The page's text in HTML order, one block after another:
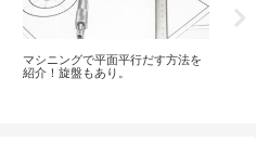
マシニングで平面平行だす方法を
紹介！旋盤もあり。